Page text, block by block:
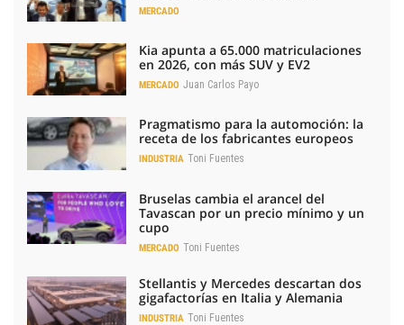
MERCADO
Kia apunta a 65.000 matriculaciones
en 2026, con más SUV y EV2
MERCADO Juan Carlos Payo
Pragmatismo para la automoción: la
receta de los fabricantes europeos
INDUSTRIA Toni Fuentes
Bruselas cambia el arancel del
Tavascan por un precio mínimo y un
cupo
MERCADO Toni Fuentes
Stellantis y Mercedes descartan dos
gigafactorías en Italia y Alemania
INDUSTRIA Toni Fuentes